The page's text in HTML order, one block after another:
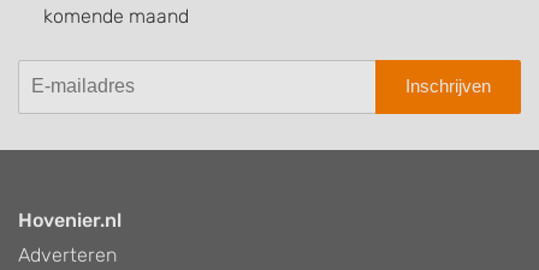
komende maand
Inschrijven
Hovenier.nl
Adverteren